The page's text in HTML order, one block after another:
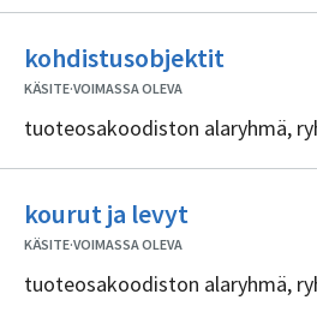
kohdistusobjektit
KÄSITE·VOIMASSA OLEVA
tuoteosakoodiston alaryhmä,
kourut ja levyt
KÄSITE·VOIMASSA OLEVA
tuoteosakoodiston alaryhmä,